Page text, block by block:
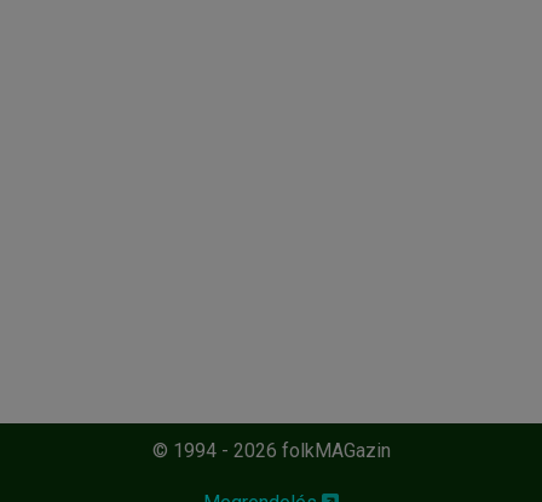
© 1994 - 2026 folkMAGazin